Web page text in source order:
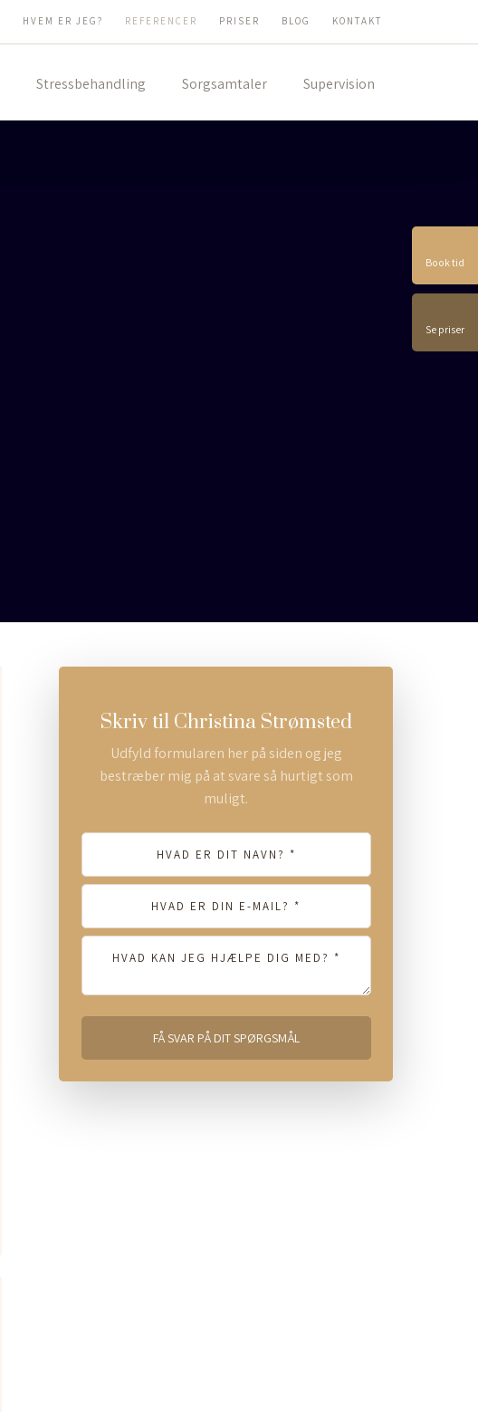
Book tid
Se priser
HVEM ER JEG? REFERENCER PRISER BLOG KONTAKT
Stressbehandling Sorgsamtaler Supervision
Skriv til Christina Strømsted​
Udfyld formularen her på siden og jeg
bestræber mig på at svare så hurtigt som
muligt.​